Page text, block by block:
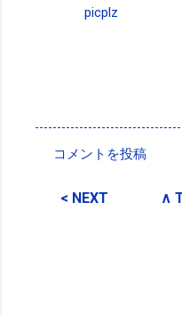
picplz
メ
コメントを投稿
< NEXT ∧